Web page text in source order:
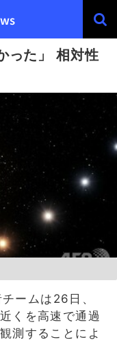
った」 相対性
ームは26日、
くを高速で通過
測することによ